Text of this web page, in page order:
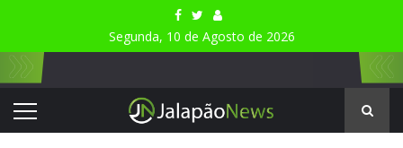
Segunda, 10 de Agosto de 2026